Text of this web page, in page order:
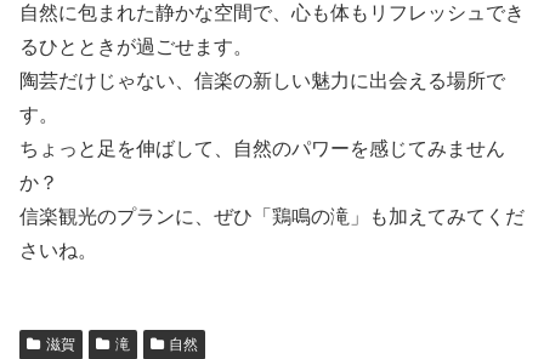
自然に包まれた静かな空間で、心も体もリフレッシュでき
るひとときが過ごせます。
陶芸だけじゃない、信楽の新しい魅力に出会える場所で
す。
ちょっと足を伸ばして、自然のパワーを感じてみません
か？
信楽観光のプランに、ぜひ「鶏鳴の滝」も加えてみてくだ
さいね。
滋賀 滝 自然